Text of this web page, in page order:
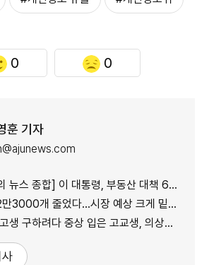
0 0
훈 기자
대통령, 부동산 대책 6시간 점검…"기존 방식 벗어나 과감히 실행" 外
개 줄었다…시장 예상 크게 밑돈 '고용 쇼크'
구하려다 중상 입은 고교생, 의상자 인정